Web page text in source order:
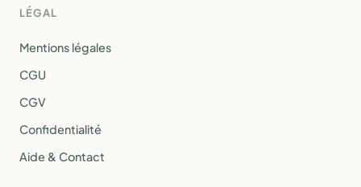
LÉGAL
Mentions légales
CGU
CGV
Confidentialité
Aide & Contact